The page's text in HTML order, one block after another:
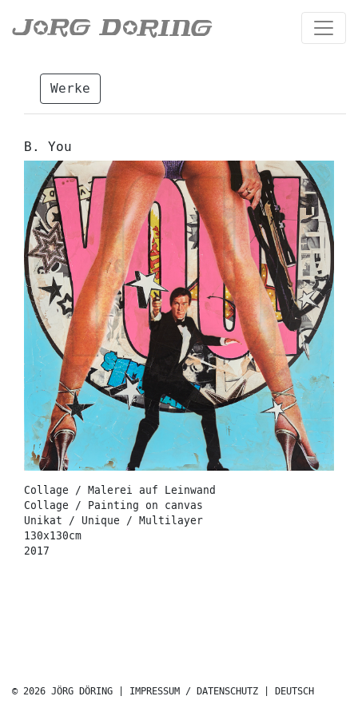
Werke
B. You
Collage / Malerei auf Leinwand
Collage / Painting on canvas
Unikat / Unique / Multilayer
130x130cm
2017
© 2026 JÖRG DÖRING | IMPRESSUM / DATENSCHUTZ DEUTSCH